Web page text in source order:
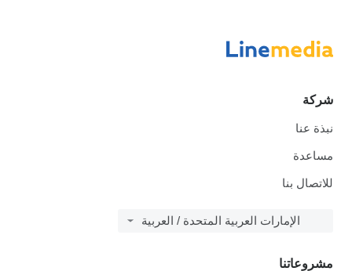
شركة
نبذة عنا
مساعدة
للاتصال بنا
الإمارات العربية المتحدة / العربية
مشروعاتنا